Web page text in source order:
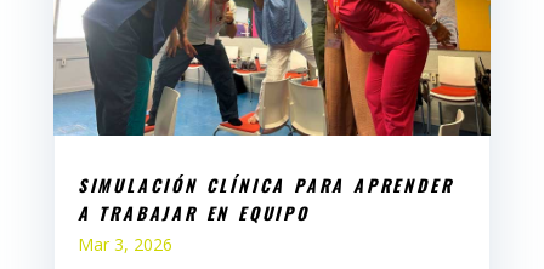
SIMULACIÓN CLÍNICA PARA APRENDER
A TRABAJAR EN EQUIPO
Mar 3, 2026